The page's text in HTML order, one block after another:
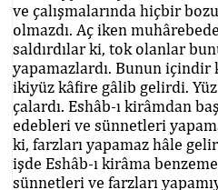
ve çalışmalarında hiçbir
olmazdı. Aç iken
saldırdılar ki, tok olanlar
yapamazlardı. Bunun
ikiyüz kâfire gâlib gelirdi.
çalardı. Eshâb-ı kirâmdan
edebleri ve sünnetleri
ki, farzları yapamaz hâle
işde Eshâb-ı kirâma
sünnetleri ve farzları